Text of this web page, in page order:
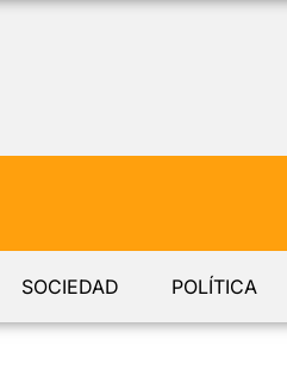
SOCIEDAD POLÍTICA